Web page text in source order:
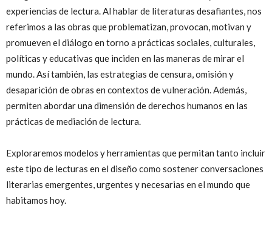
experiencias de lectura. Al hablar de literaturas desafiantes, nos
referimos a las obras que problematizan, provocan, motivan y
promueven el diálogo en torno a prácticas sociales, culturales,
políticas y educativas que inciden en las maneras de mirar el
mundo. Así también, las estrategias de censura, omisión y
desaparición de obras en contextos de vulneración. Además,
permiten abordar una dimensión de derechos humanos en las
prácticas de mediación de lectura.
Exploraremos modelos y herramientas que permitan tanto incluir
este tipo de lecturas en el diseño como sostener conversaciones
literarias emergentes, urgentes y necesarias en el mundo que
habitamos hoy.